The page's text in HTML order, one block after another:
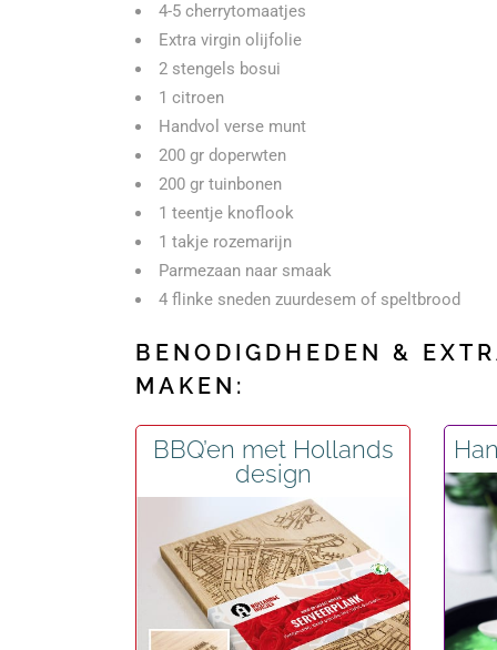
4-5 cherrytomaatjes
Extra virgin olijfolie
2 stengels bosui
1 citroen
Handvol verse munt
200 gr doperwten
200 gr tuinbonen
1 teentje knoflook
1 takje rozemarijn
Parmezaan naar smaak
4 flinke sneden zuurdesem of speltbrood
BENODIGDHEDEN &
MAKEN:
BBQ’en met Hollands
design